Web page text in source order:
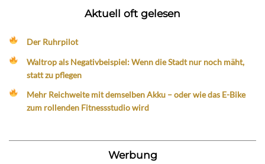
Aktuell oft gelesen
Der Ruhrpilot
Waltrop als Negativbeispiel: Wenn die Stadt nur noch mäht,
statt zu pflegen
Mehr Reichweite mit demselben Akku – oder wie das E-Bike
zum rollenden Fitnessstudio wird
Werbung